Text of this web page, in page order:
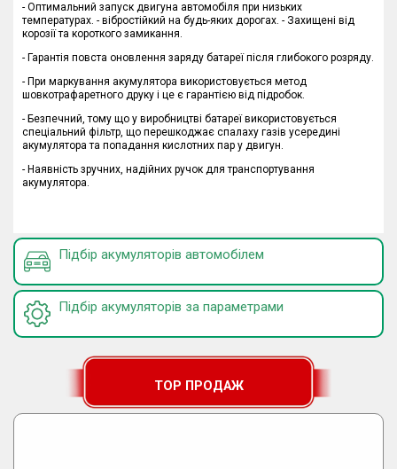
- Оптимальний запуск двигуна автомобіля при низьких
температурах. - вібростійкий на будь-яких дорогах. - Захищені від
корозії та короткого замикання.
- Гарантія повста оновлення заряду батареї після глибокого розряду.
- При маркування акумулятора використовується метод
шовкотрафаретного друку і це є гарантією від підробок.
- Безпечний, тому що у виробництві батареї використовується
спеціальний фільтр, що перешкоджає спалаху газів усередині
акумулятора та попадання кислотних пар у двигун.
- Наявність зручних, надійних ручок для транспортування
акумулятора.
Підбір акумуляторів автомобілем
Підбір акумуляторів за параметрами
TOP ПРОДАЖ